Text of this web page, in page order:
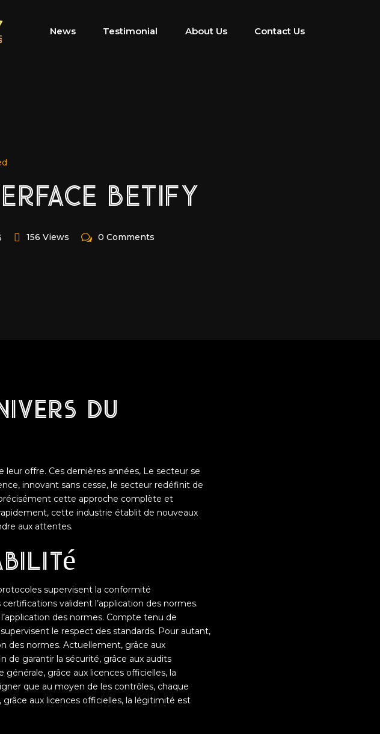
News Testimonial About Us Contact Us
BETIFY
156 Views 0 Comments
du
offre. Ces dernières années, Le secteur se
innovant sans cesse, le secteur redéfinit de
cette approche complète et
cette industrie établit de nouveaux
aux attentes.
supervisent la conformité
valident l’application des normes.
des normes. Compte tenu de
le respect des standards. Pour autant,
des normes. Actuellement, grâce aux
garantir la sécurité, grâce aux audits
grâce aux licences officielles, la
que au moyen de les contrôles, chaque
aux licences officielles, la légitimité est